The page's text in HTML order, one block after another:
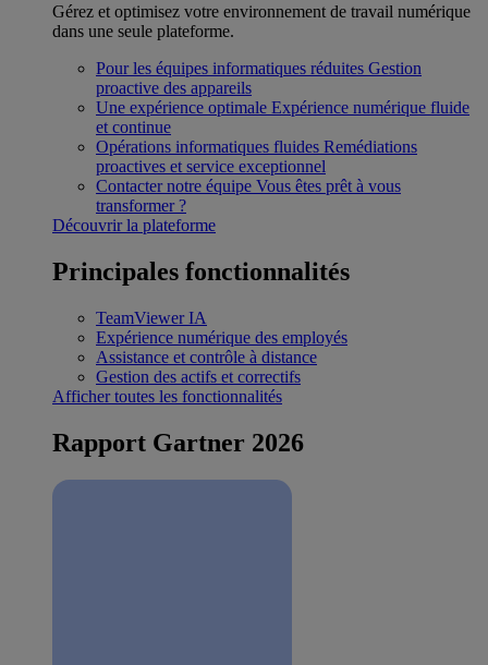
Gérez et optimisez votre environnement de travail numérique
dans une seule plateforme.
Pour les équipes informatiques réduites Gestion
proactive des appareils
Une expérience optimale Expérience numérique fluide
et continue
Opérations informatiques fluides Remédiations
proactives et service exceptionnel
Contacter notre équipe Vous êtes prêt à vous
transformer ?
Découvrir la plateforme
Principales fonctionnalités
TeamViewer IA
Expérience numérique des employés
Assistance et contrôle à distance
Gestion des actifs et correctifs
Afficher toutes les fonctionnalités
Rapport Gartner 2026